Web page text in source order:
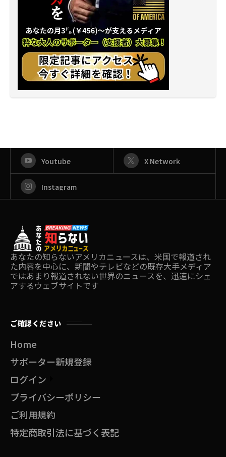
Youtube X Network
Instagram
あなたの知らないアメリカニュースは、米国で報道され
た内容を中心に、新聞やテレビなどの既存大手メディア
ではあまり報道されない世界のニュースを、迅速にシェ
アするウェブサイトです
ご確認ください
Home
サポーター新規登録
ログイン
プライバシーポリシー
ご利用規約
特定商取引法に基づく表記